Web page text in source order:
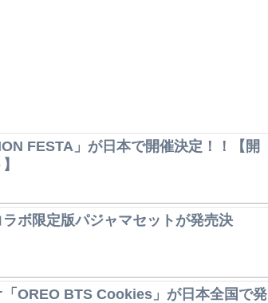
FESTA」が日本で開催決定！！【開
ボ限定版パジャマセットが発売決
OREO BTS Cookies」が日本全国で発